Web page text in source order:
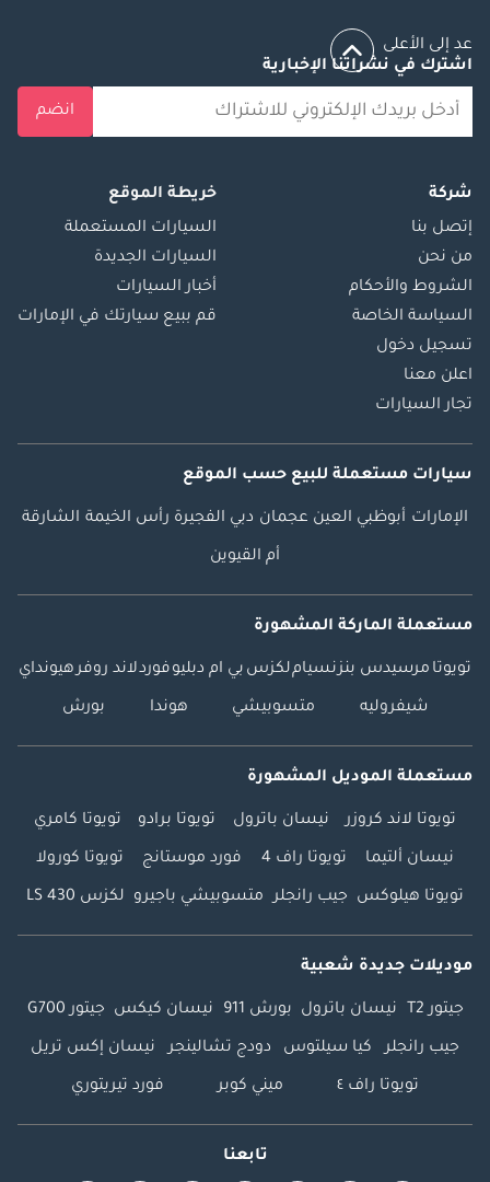
عد إلى الأعلى
اشترك في نشراتنا الإخبارية
انضم
شركة
إتصل بنا
من نحن
الشروط والأحكام
السياسة الخاصة
تسجيل دخول
اعلن معنا
تجار السيارات
خريطة الموقع
السيارات المستعملة
السيارات الجديدة
أخبار السيارات
قم ببيع سيارتك في الإمارات
سيارات مستعملة للبيع حسب الموقع
الإمارات أبوظبي العين عجمان دبي الفجيرة رأس الخيمة الشارقة
أم القيوين
مستعملة الماركة المشهورة
تويوتا مرسيدس بنزنسياملكزس بي ام دبليوفوردلاند روفرهيونداي
شيفروليه متسوبيشي هوندا بورش
مستعملة الموديل المشهورة
تويوتا لاند كروزر نيسان باترول تويوتا برادو تويوتا كامري
نيسان ألتيما تويوتا راف 4 فورد موستانج تويوتا كورولا
تويوتا هيلوكس جيب رانجلر متسوبيشي باجيرو لكزس LS 430
موديلات جديدة شعبية
جيتور T2 نيسان باترول بورش 911 نيسان كيكس جيتور G700
جيب رانجلر كيا سيلتوس دودج تشالينجر نيسان إكس تريل
تويوتا راف ٤ ميني كوبر فورد تيريتوري
تابعنا